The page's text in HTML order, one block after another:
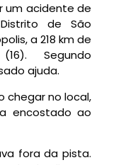
um acidente de
de São
a 218 km de
Segundo
ajuda.
chegar no local,
encostado ao
fora da pista.